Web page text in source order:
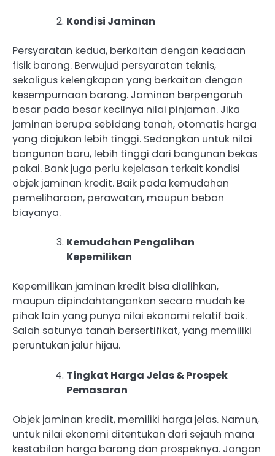
Kondisi Jaminan
Persyaratan kedua, berkaitan dengan keadaan
fisik barang. Berwujud persyaratan teknis,
sekaligus kelengkapan yang berkaitan dengan
kesempurnaan barang. Jaminan berpengaruh
besar pada besar kecilnya nilai pinjaman. Jika
jaminan berupa sebidang tanah, otomatis harga
yang diajukan lebih tinggi. Sedangkan untuk nilai
bangunan baru, lebih tinggi dari bangunan bekas
pakai. Bank juga perlu kejelasan terkait kondisi
objek jaminan kredit. Baik pada kemudahan
pemeliharaan, perawatan, maupun beban
biayanya.
Kemudahan Pengalihan
Kepemilikan
Kepemilikan jaminan kredit bisa dialihkan,
maupun dipindahtangankan secara mudah ke
pihak lain yang punya nilai ekonomi relatif baik.
Salah satunya tanah bersertifikat, yang memiliki
peruntukan jalur hijau.
Tingkat Harga Jelas & Prospek
Pemasaran
Objek jaminan kredit, memiliki harga jelas. Namun,
untuk nilai ekonomi ditentukan dari sejauh mana
kestabilan harga barang dan prospeknya. Jangan